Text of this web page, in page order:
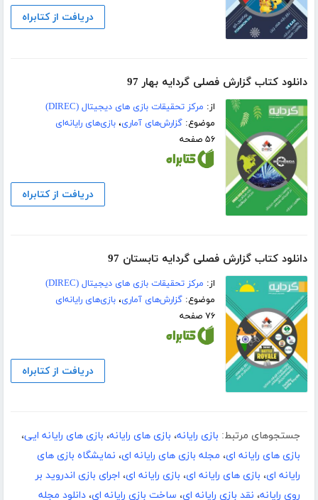
دریافت از کتابراه
دانلود کتاب گزارش فصلی گردایه بهار 97
از: مرکز تحقیقات بازی های دیجیتال (DIREC)
موضوع:گزارش‌های آماری،بازی‌های رایانه‌ای
۵۶ صفحه
دریافت از کتابراه
دانلود کتاب گزارش فصلی گردایه تابستان 97
از: مرکز تحقیقات بازی های دیجیتال (DIREC)
موضوع:گزارش‌های آماری،بازی‌های رایانه‌ای
۷۶ صفحه
دریافت از کتابراه
جستجوهای مرتبط: بازی رایانه، بازی های رایانه، بازی های رایانه ایی،
بازی های رایانه ای، مجله بازی های رایانه ای، نمایشگاه بازی های
رایانه ای، بازی‌ های رایانه‌ ای، بازی رایانه ای، اجرای بازی اندروید بر
روی رایانه، نقد بازی رایانه ای، ساخت بازی رایانه ای، دانلود مجله